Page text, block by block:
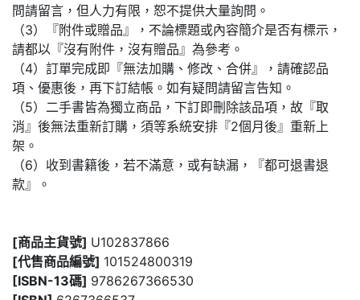
問請留言，但人力有限，恕不提供大量詢問。
（3）『附件或贈品』，不論標題或內容簡介是否有標示，
請都以『沒有附件，沒有贈品』為參考。
（4）訂單完成即『無法加購、修改、合併』，請確認品
項、優惠後，再下訂結帳。如有疑問請留言告知。
（5）二手書皆為獨立商品，下訂即刪除該品項，故『取
消』後無法重新訂購，須等系統安排『2個月後』重新上
架。
（6）收到書籍後，若不滿意，或有缺漏，『都可退書退
款』。
[商品主貨號] U102837866
[代售商品編號] 101524800319
[ISBN-13碼] 9786267366530